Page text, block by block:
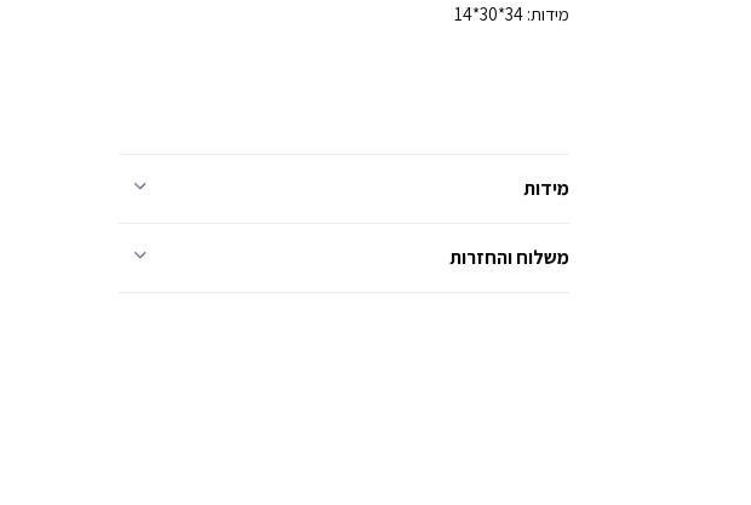
מידות: 34*30*14
מידות
משלוח והחזרות